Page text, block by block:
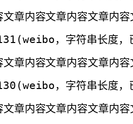
章内容文章内容文章
，字符串长度，
章内容文章内容文章
，字符串长度，
章内容文章内容文章内